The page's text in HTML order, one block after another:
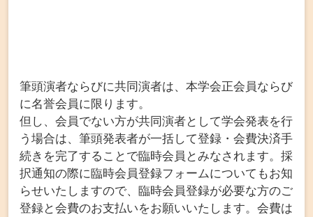
筆頭演者ならびに共同演者は、本学会正会員ならび
に名誉会員に限ります。
但し、会員でない方が共同演者として学会発表を行
う場合は、筆頭発表者が一括して登録・会費決済手
続きを完了することで臨時会員とみなされます。採
択通知の際に臨時会員登録フォームについてもお知
らせいたしますので、臨時会員登録が必要な方のご
登録と会費のお支払いをお願いいたします。会費は